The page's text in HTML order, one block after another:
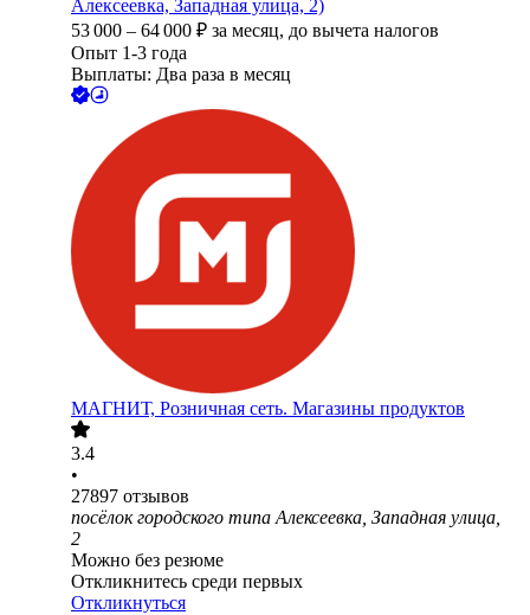
Алексеевка, Западная улица, 2)
53 000 – 64 000 ₽ за месяц, до вычета налогов
Опыт 1-3 года
Выплаты: Два раза в месяц
МАГНИТ, Розничная сеть. Магазины продуктов
3.4
•
27897 отзывов
посёлок городского типа Алексеевка, Западная улица,
2
Можно без резюме
Откликнитесь среди первых
Откликнуться